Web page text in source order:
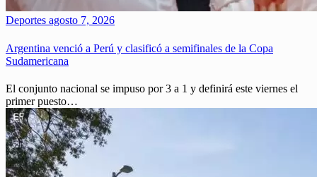
Deportes agosto 7, 2026
Argentina venció a Perú y clasificó a semifinales de la Copa
Sudamericana
El conjunto nacional se impuso por 3 a 1 y definirá este viernes el
primer puesto…